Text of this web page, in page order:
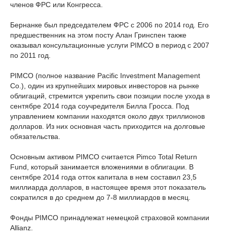
членов ФРС или Конгресса.
Бернанке был председателем ФРС с 2006 по 2014 год. Его
предшественник на этом посту Алан Гринспен также
оказывал консультационные услуги PIMCO в период с 2007
по 2011 год.
PIMCO (полное название Pacific Investment Management
Co.), один из крупнейших мировых инвесторов на рынке
облигаций, стремится укрепить свои позиции после ухода в
сентябре 2014 года соучредителя Билла Гросса. Под
управлением компании находятся около двух триллионов
долларов. Из них основная часть приходится на долговые
обязательства.
Основным активом PIMCO считается Pimco Total Return
Fund, который занимается вложениями в облигации. В
сентябре 2014 года отток капитала в нем составил 23,5
миллиарда долларов, в настоящее время этот показатель
сократился в до среднем до 7-8 миллиардов в месяц.
Фонды PIMCO принадлежат немецкой страховой компании
Allianz.